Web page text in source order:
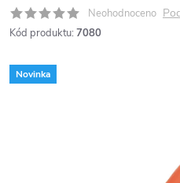
Neohodnoceno
Kód produktu: 7080
Novinka